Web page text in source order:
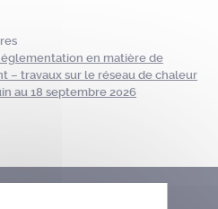
en matière de
– travaux sur le réseau de chaleur
au 18 septembre 2026